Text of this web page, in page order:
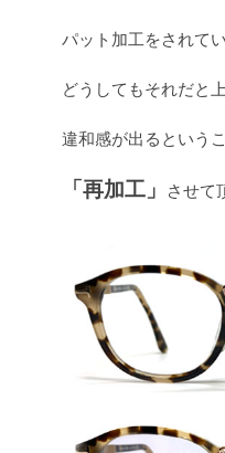
パット加工をされて
どうしてもそれだと
違和感が出るという
「再加工」 させて